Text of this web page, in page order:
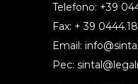
Telefono: +39
Fax: + 39
Email:
Pec: